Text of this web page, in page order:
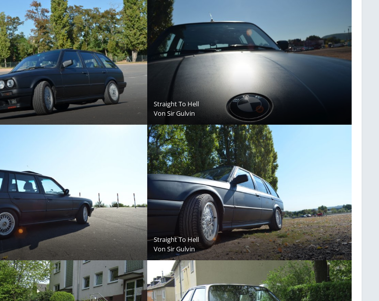
Straight To Hell
Von Sir Gulvin
Straight To Hell
Von Sir Gulvin